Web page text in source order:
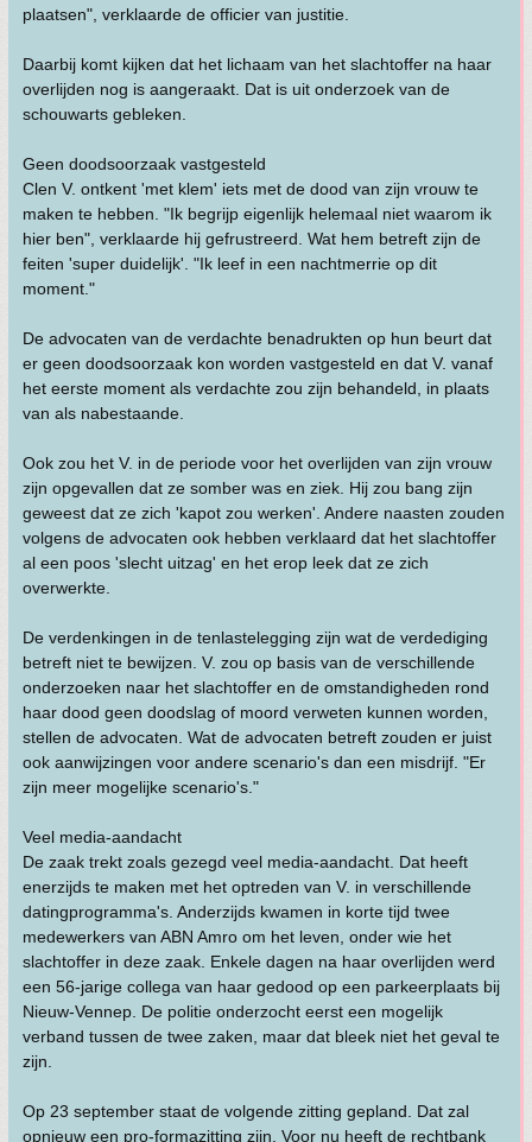
plaatsen", verklaarde de officier van justitie.
Daarbij komt kijken dat het lichaam van het slachtoffer na haar
overlijden nog is aangeraakt. Dat is uit onderzoek van de
schouwarts gebleken.
Geen doodsoorzaak vastgesteld
Clen V. ontkent 'met klem' iets met de dood van zijn vrouw te
maken te hebben. "Ik begrijp eigenlijk helemaal niet waarom ik
hier ben", verklaarde hij gefrustreerd. Wat hem betreft zijn de
feiten 'super duidelijk'. "Ik leef in een nachtmerrie op dit
moment."
De advocaten van de verdachte benadrukten op hun beurt dat
er geen doodsoorzaak kon worden vastgesteld en dat V. vanaf
het eerste moment als verdachte zou zijn behandeld, in plaats
van als nabestaande.
Ook zou het V. in de periode voor het overlijden van zijn vrouw
zijn opgevallen dat ze somber was en ziek. Hij zou bang zijn
geweest dat ze zich 'kapot zou werken'. Andere naasten zouden
volgens de advocaten ook hebben verklaard dat het slachtoffer
al een poos 'slecht uitzag' en het erop leek dat ze zich
overwerkte.
De verdenkingen in de tenlastelegging zijn wat de verdediging
betreft niet te bewijzen. V. zou op basis van de verschillende
onderzoeken naar het slachtoffer en de omstandigheden rond
haar dood geen doodslag of moord verweten kunnen worden,
stellen de advocaten. Wat de advocaten betreft zouden er juist
ook aanwijzingen voor andere scenario's dan een misdrijf. "Er
zijn meer mogelijke scenario's."
Veel media-aandacht
De zaak trekt zoals gezegd veel media-aandacht. Dat heeft
enerzijds te maken met het optreden van V. in verschillende
datingprogramma's. Anderzijds kwamen in korte tijd twee
medewerkers van ABN Amro om het leven, onder wie het
slachtoffer in deze zaak. Enkele dagen na haar overlijden werd
een 56-jarige collega van haar gedood op een parkeerplaats bij
Nieuw-Vennep. De politie onderzocht eerst een mogelijk
verband tussen de twee zaken, maar dat bleek niet het geval te
zijn.
Op 23 september staat de volgende zitting gepland. Dat zal
opnieuw een pro-formazitting zijn. Voor nu heeft de rechtbank